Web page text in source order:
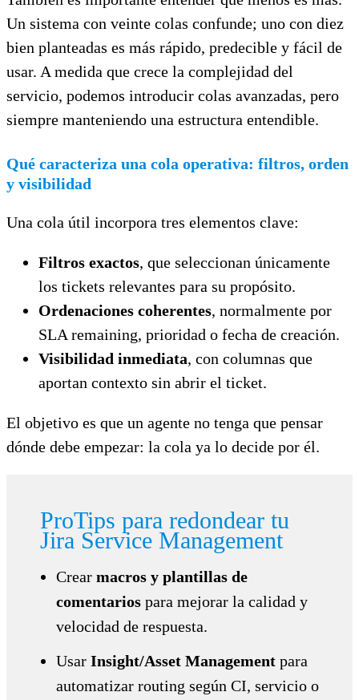
Un sistema con veinte colas confunde; uno con diez
bien planteadas es más rápido, predecible y fácil de
usar. A medida que crece la complejidad del
servicio, podemos introducir colas avanzadas, pero
siempre manteniendo una estructura entendible.
Qué caracteriza una cola operativa: filtros, orden
y visibilidad
Una cola útil incorpora tres elementos clave:
Filtros exactos, que seleccionan únicamente
los tickets relevantes para su propósito.
Ordenaciones coherentes, normalmente por
SLA remaining, prioridad o fecha de creación.
Visibilidad inmediata, con columnas que
aportan contexto sin abrir el ticket.
El objetivo es que un agente no tenga que pensar
dónde debe empezar: la cola ya lo decide por él.
ProTips para redondear tu
Jira Service Management
Crear macros y plantillas de
comentarios para mejorar la calidad y
velocidad de respuesta.
Usar Insight/Asset Management para
automatizar routing según CI, servicio o